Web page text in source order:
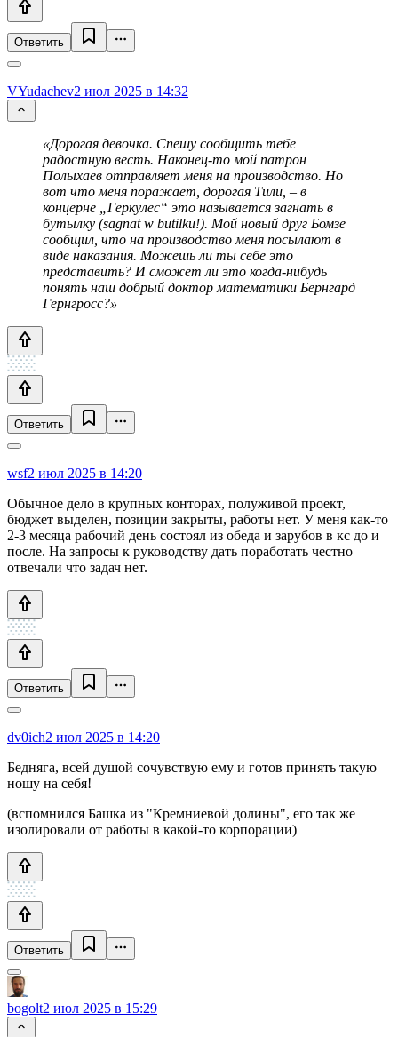
Ответить
VYudachev2 июл 2025 в 14:32
«Дорогая девочка. Спешу сообщить тебе
радостную весть. Наконец-то мой патрон
Полыхаев отправляет меня на производство. Но
вот что меня поражает, дорогая Тили, – в
концерне „Геркулес“ это называется загнать в
бутылку (sagnat w butilku!). Мой новый друг Бомзе
сообщил, что на производство меня посылают в
виде наказания. Можешь ли ты себе это
представить? И сможет ли это когда-нибудь
понять наш добрый доктор математики Бернгард
Гернгросс?»
Ответить
wsf2 июл 2025 в 14:20
Обычное дело в крупных конторах, полуживой проект,
бюджет выделен, позиции закрыты, работы нет. У меня как-то
2-3 месяца рабочий день состоял из обеда и зарубов в кс до и
после. На запросы к руководству дать поработать честно
отвечали что задач нет.
Ответить
dv0ich2 июл 2025 в 14:20
Бедняга, всей душой сочувствую ему и готов принять такую
ношу на себя!
(вспомнился Башка из "Кремниевой долины", его так же
изолировали от работы в какой-то корпорации)
Ответить
bogolt2 июл 2025 в 15:29